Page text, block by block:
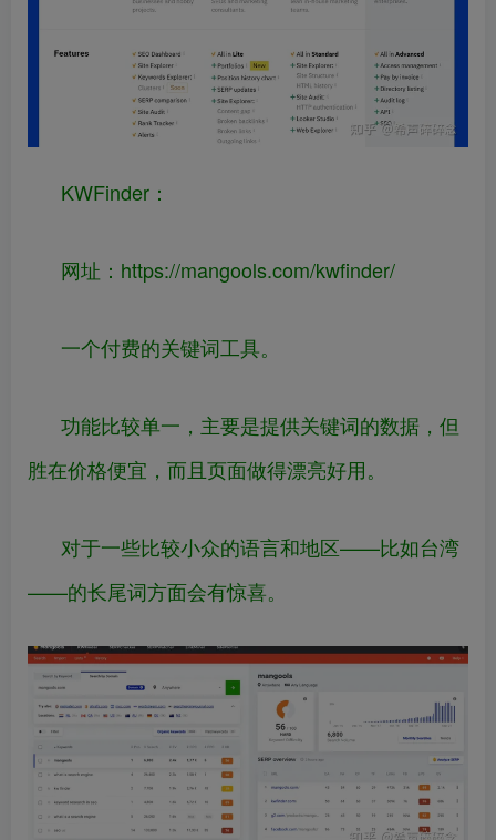
KWFinder：
网址： https://mangools.com/kwfinder/
一个付费的关键词工具。
功能比较单一，主要是提供关键词的数据，但
胜在价格便宜，而且页面做得漂亮好用。
对于一些比较小众的语言和地区——比如台湾
——的长尾词方面会有惊喜。